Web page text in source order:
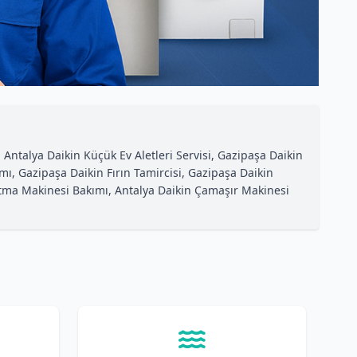
Daikin Küçük Ev Aletleri Servisi, Gazipaşa Daikin
Gazipaşa Daikin Fırın Tamircisi, Gazipaşa Daikin
Makinesi Bakımı, Antalya Daikin Çamaşır Makinesi